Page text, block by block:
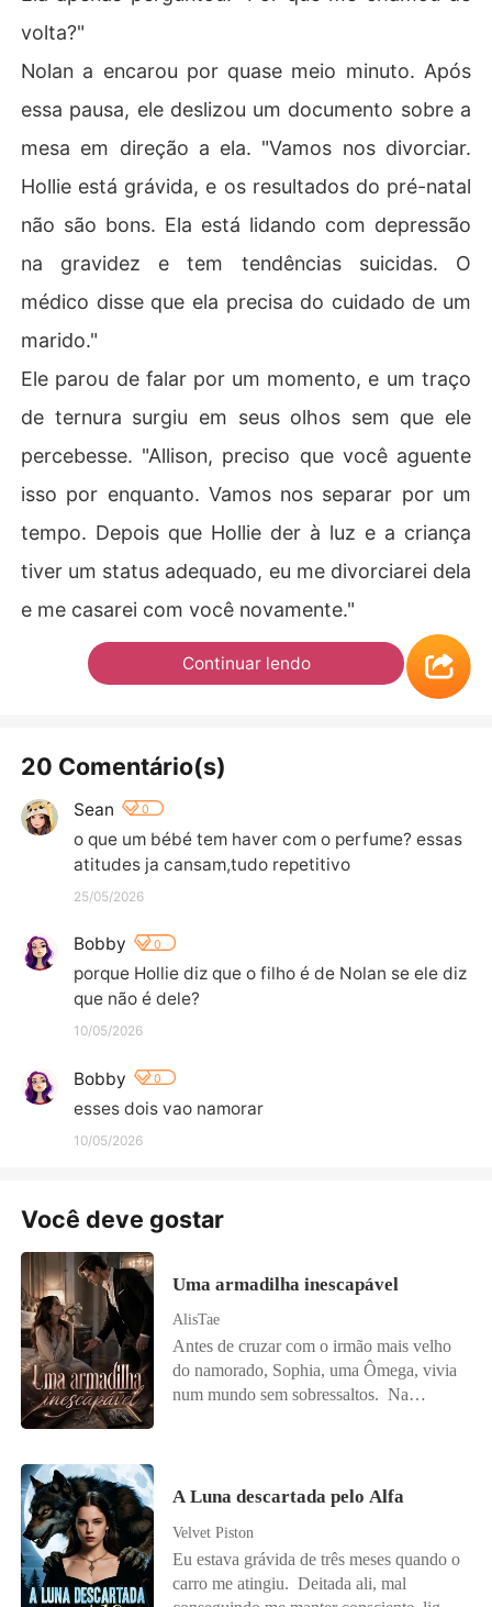
volta?"
Nolan a encarou por quase meio minuto. Após
essa pausa, ele deslizou um documento sobre a
mesa em direção a ela. "Vamos nos divorciar.
Hollie está grávida, e os resultados do pré-natal
não são bons. Ela está lidando com depressão
na gravidez e tem tendências suicidas. O
médico disse que ela precisa do cuidado de um
marido."
Ele parou de falar por um momento, e um traço
de ternura surgiu em seus olhos sem que ele
percebesse. "Allison, preciso que você aguente
isso por enquanto. Vamos nos separar por um
tempo. Depois que Hollie der à luz e a criança
tiver um status adequado, eu me divorciarei dela
e me casarei com você novamente."
Continuar lendo
20 Comentário(s)
Sean 0
o que um bébé tem haver com o perfume? essas
atitudes ja cansam,tudo repetitivo
25/05/2026
Bobby 0
porque Hollie diz que o filho é de Nolan se ele diz
que não é dele?
10/05/2026
Bobby 0
esses dois vao namorar
10/05/2026
Você deve gostar
Uma armadilha inescapável
AlisTae
Antes de cruzar com o irmão mais velho
do namorado, Sophia, uma Ômega, vivia
num mundo sem sobressaltos. Na
Essa regra, que deveria proteger uniões,
ela namorava justamente o irmão mais
novo do líder Alfa. Bryan Morrison não
era só o líder da alcateia, mas também um
A Luna descartada pelo Alfa
Velvet Piston
Eu estava grávida de três meses quando o
carro me atingiu. Deitada ali, mal